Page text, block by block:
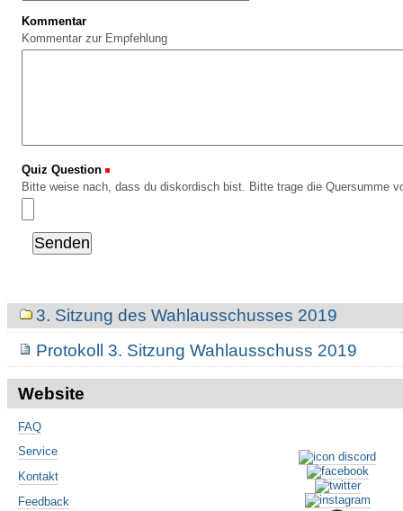
Kommentar
Kommentar zur Empfehlung
Quiz Question
Bitte weise nach, dass du diskordisch bist. Bitte trage die Quersumme
Navigation3. Sitzung des Wahlausschusses 2019
Protokoll 3. Sitzung Wahlausschuss 2019
Website
FAQ
Service
Kontakt
Feedback